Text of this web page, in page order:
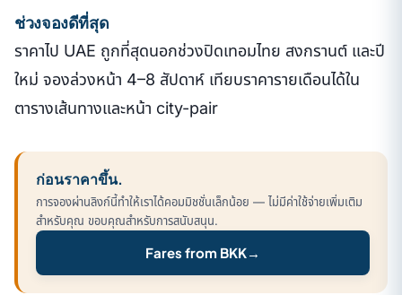
ช่วงจองดีที่สุด
ราคาไป UAE ถูกที่สุดนอกช่วงปิดเทอมไทย สงกรานต์ และปี
ใหม่ จองล่วงหน้า 4–8 สัปดาห์ เทียบราคารายเดือนได้ใน
ตารางเส้นทางและหน้า city-pair
ก่อนราคาขึ้น.
การจองผ่านลิงก์นี้ทำให้เราได้คอมมิชชั่นเล็กน้อย — ไม่มีค่าใช้จ่ายเพิ่มเติม
สำหรับคุณ ขอบคุณสำหรับการสนับสนุน.
Fares from BKK→